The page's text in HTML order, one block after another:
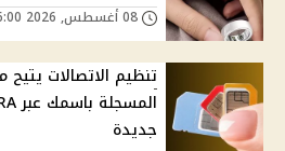
تنظيم الاتصالات
جديدة